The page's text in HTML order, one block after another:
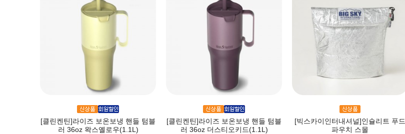
[클린켄틴]라이즈 보온보냉 핸들 텀블
러 36oz 왁스옐로우(1.1L)
[클린켄틴]라이즈 보온보냉 핸들 텀블
러 36oz 더스티오키드(1.1L)
[빅스카이인터내셔널]인슐리트 푸드
파우치 스몰